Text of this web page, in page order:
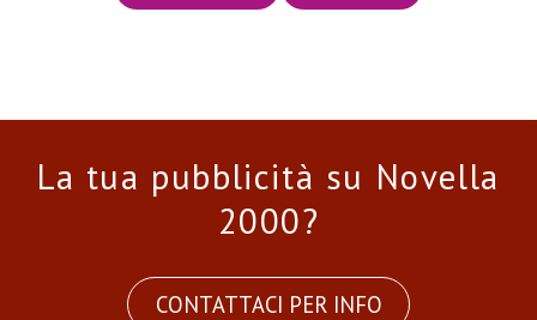
La tua pubblicità su Novella
2000?
CONTATTACI PER INFO